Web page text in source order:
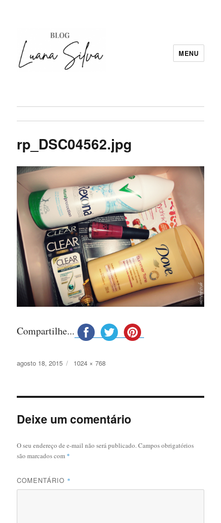
MENU
rp_DSC04562.jpg
Compartilhe...
Publicado
agosto 18, 2015
Tamanho
1024 × 768
Deixe um comentário
O seu endereço de e-mail não será publicado.Campos obrigatórios
são marcados com *
COMENTÁRIO *